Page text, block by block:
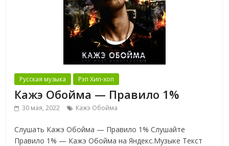
Русская музыка Рэп Хип-хоп
Кажэ Обойма — Правило 1%
30 мая, 2022 Кажэ Обойма
Слушать Кажэ Обойма — Правило 1% Слушайте
Правило 1% — Кажэ Обойма на Яндекс.Музыке Текст